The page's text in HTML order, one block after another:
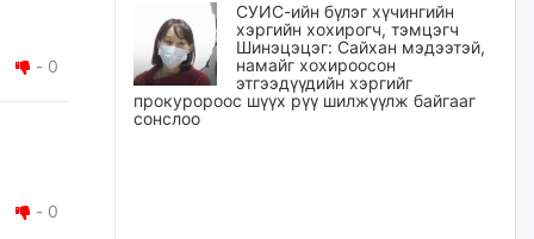
- 0
- 0
СУИС-ийн бүлэг хүчингийн
хэргийн хохирогч, тэмцэгч
Шинэцэцэг: Сайхан мэдээтэй,
намайг хохироосон
этгээдүүдийн хэргийг
прокуророос шүүх рүү шилжүүлж байгааг
сонслоо